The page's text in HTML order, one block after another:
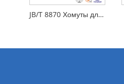
JB/T 8870 Хомуты для шлангов